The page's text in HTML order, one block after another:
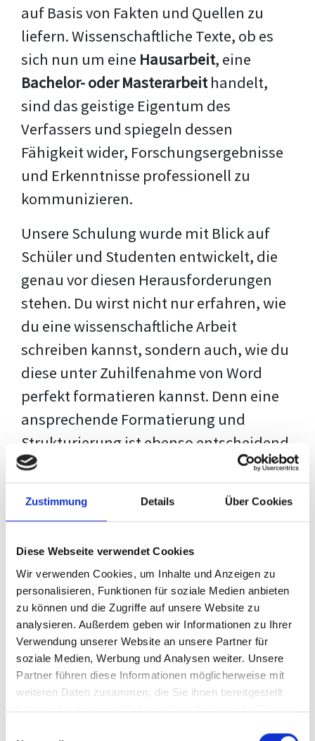
Zustimmung Details Über Cookies
Diese Webseite verwendet Cookies
Wir verwenden Cookies, um Inhalte und Anzeigen zu
personalisieren, Funktionen für soziale Medien anbieten
zu können und die Zugriffe auf unsere Website zu
analysieren. Außerdem geben wir Informationen zu Ihrer
Verwendung unserer Website an unsere Partner für
soziale Medien, Werbung und Analysen weiter. Unsere
Partner führen diese Informationen möglicherweise mit
weiteren Daten zusammen, die Sie ihnen bereitgestellt
haben oder die sie im Rahmen Ihrer Nutzung der Dienste
auf Basis von Fakten und Quellen zu
liefern. Wissenschaftliche Texte, ob es
sich nun um eine Hausarbeit, eine
Bachelor- oder Masterarbeithandelt,
sind das geistige Eigentum des
Verfassers und spiegeln dessen
Fähigkeit wider, Forschungsergebnisse
und Erkenntnisse professionell zu
kommunizieren.
Unsere Schulung wurde mit Blick auf
Schüler und Studenten entwickelt, die
genau vor diesen Herausforderungen
stehen. Du wirst nicht nur erfahren, wie
du eine wissenschaftliche Arbeit
schreiben kannst, sondern auch, wie du
diese unter Zuhilfenahme von Word
perfekt formatieren kannst. Denn eine
ansprechende Formatierung und
Strukturierung ist ebenso entscheidend
wie der Inhalt selbst. Jeder Prüfer hat
eigene Erwartungen, und unsere
Schulung ist so konzipiert, dass sie dir
deiner individuellen Vorlage zeigt,
anstatt eine Einheitslösung zu bieten.
Der Prozess des wissenschaftlichen
Schreibens kann ohne das richtige
Wissen eine große Herausforderung
darstellen. Jedoch, ausgestattet mit
denTechniken und Strategiendieses
Kurses, wird die Formatierung deiner